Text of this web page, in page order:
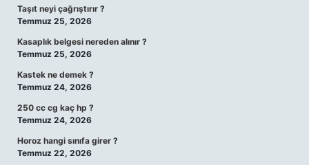
Taşıt neyi çağrıştırır ?
Temmuz 25, 2026
Kasaplık belgesi nereden alınır ?
Temmuz 25, 2026
Kastek ne demek ?
Temmuz 24, 2026
250 cc cg kaç hp ?
Temmuz 24, 2026
Horoz hangi sınıfa girer ?
Temmuz 22, 2026